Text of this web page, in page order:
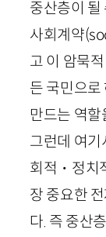
중산층이 될
사회계약(
고 이 암묵
든 국민으로
만드는 역할
그런데 여기
회적・정치
장 중요한
다. 즉 중산